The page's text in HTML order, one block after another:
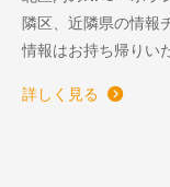
隣区、近隣県の情報
情報はお持ち帰りい
詳しく見る